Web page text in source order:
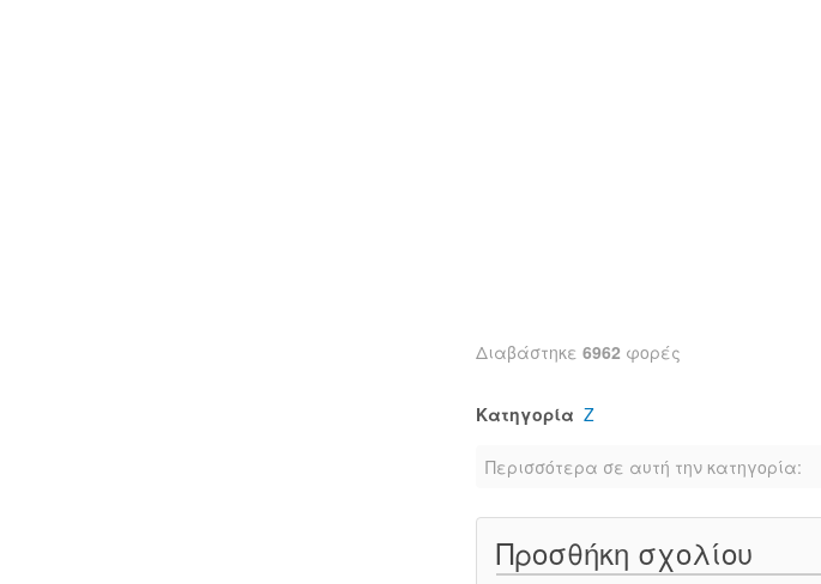
Διαβάστηκε 6962 φορές
Κατηγορία Ζ
Περισσότερα σε αυτή την κατηγορία:
Προσθήκη σχολίου